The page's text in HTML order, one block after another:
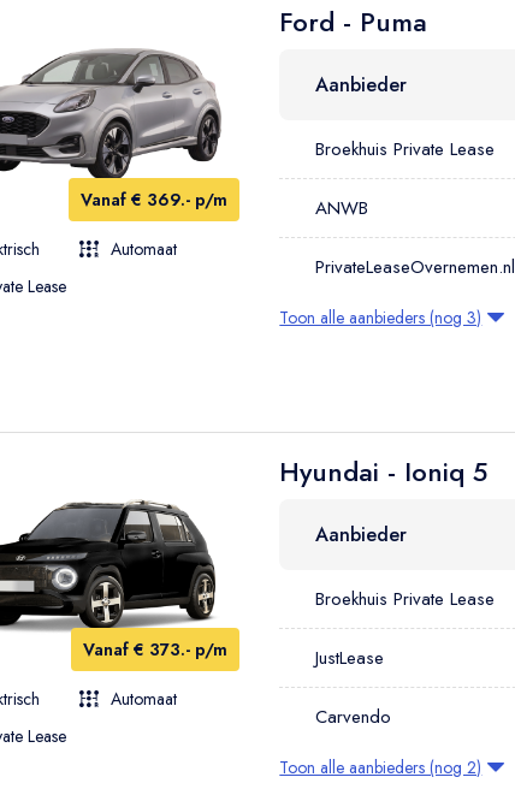
Vanaf € 369.- p/m
Automaat
Lease
Ford - Puma
Aanbieder
Broekhuis Private Lease
ANWB
PrivateLeaseOvernemen.nl
Toon alle aanbieders (nog 3)
Vanaf € 373.- p/m
Automaat
Lease
Hyundai - Ioniq 5
Aanbieder
Broekhuis Private Lease
JustLease
Carvendo
Toon alle aanbieders (nog 2)